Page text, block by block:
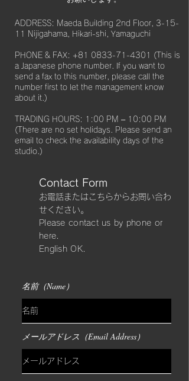
ADDRESS: Maeda Building 2nd Floor, 3-15-
11 Nijigahama, Hikari-shi, Yamaguchi
PHONE & FAX: +81 0833-71-4301
(This is
a Japanese phone number. If you want to
send a fax to this number, please call the
number first to let the management know
about it.)
TRADING HOURS: 1:00 PM – 10:00 PM
(There are no set holidays. Please send an
email to check the availability days of the
studio.)
Contact Form
​お電話またはこちらからお問い合わ
せください。
Please contact us by phone or
here.
​English OK.
名前（Name）
メールアドレス（Email Address）